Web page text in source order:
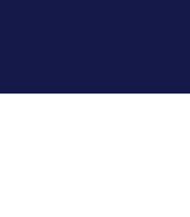
d’un garage attenant et de